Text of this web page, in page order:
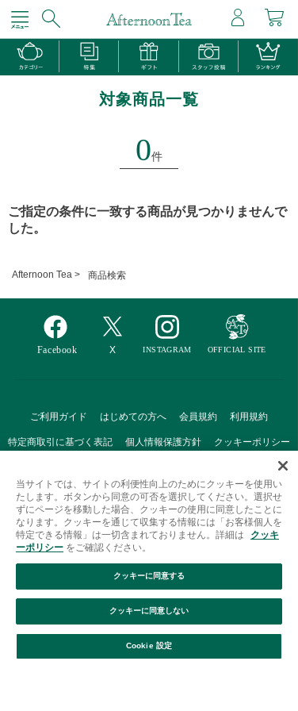
対象商品一覧
0件
絞り込み 並び替え
ご指定の条件に一致する商品が見つかりませんで
した。
Afternoon Tea > 商品検索
ご利用ガイド はじめての方へ 会員規約 利用規約
特定商取引に基づく表記 個人情報保護方針 クッキーポリシー
Afternoon Tea(アフタヌーンティー)公式オンラインストアで
は、
キッチン・ダイニングなどの生活雑貨、紅茶・焼き菓子など、
毎日新商品をご用意しています。
当サイトでは、サイトの利便性向上のためにクッキーを使用い
たします。ボタンから同意の可否を選択してください。選択せ
ずにページを移動した場合、クッキーの使用に同意したことに
なります。クッキーを通じて収集する情報には「お客様個人を
特定できる情報」は一切含まれておりません。詳細は
クッキ
ーポリシー をご確認ください。
Cookie 設定
クッキーに同意しない
クッキーに同意する